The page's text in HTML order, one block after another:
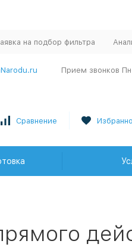
на подбор фильтра
Прием звонков
Сравнение